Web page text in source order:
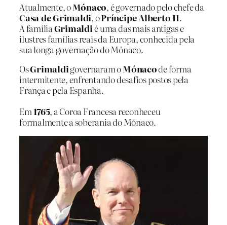
Atualmente, oMónaco, é governado pelo chefe da
Casa de Grimaldi, oPríncipe Alberto II.
A famíliaGrimaldié uma das mais antigas e
ilustres famílias reais da Europa, conhecida pela
sua longa governação do Mónaco.
OsGrimaldigovernaram oMónacode forma
intermitente, enfrentando desafios postos pela
França e pela Espanha.
Em1765, a Coroa Francesa reconheceu
formalmente a soberania do Mónaco.